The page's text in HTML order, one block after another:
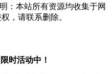
：本站所有资源均收集于网
，请联系删除。
时活动中！